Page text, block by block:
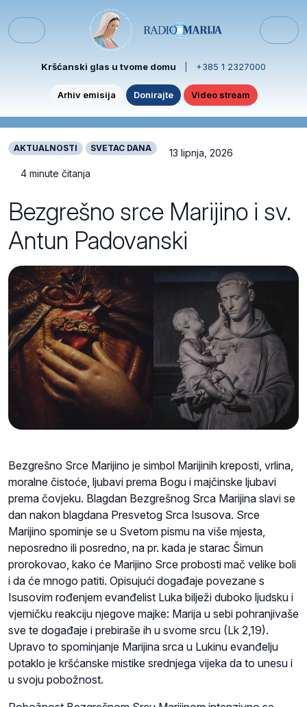
Menu
Kršćanski glas u tvome domu +385 1 2327000
Arhiv emisija Donirajte Video stream
AKTUALNOSTI SVETAC DANA
13 lipnja, 2026
4 minute čitanja
Bezgrešno srce Marijino i sv.
Antun Padovanski
Bezgrešno Srce Marijino je simbol Marijinih kreposti, vrlina,
moralne čistoće, ljubavi prema Bogu i majčinske ljubavi
prema čovjeku. Blagdan Bezgrešnog Srca Marijina slavi se
dan nakon blagdana Presvetog Srca Isusova. Srce
Marijino spominje se u Svetom pismu na više mjesta,
neposredno ili posredno, na pr. kada je starac Šimun
prorokovao, kako će Marijino Srce probosti mač velike boli
i da će mnogo patiti. Opisujući događaje povezane s
Isusovim rođenjem evanđelist Luka bilježi duboko ljudsku i
vjerničku reakciju njegove majke: Marija u sebi pohranjivaše
sve te događaje i prebiraše ih u svome srcu (Lk 2,19).
Upravo to spominjanje Marijina srca u Lukinu evanđelju
potaklo je kršćanske mistike srednjega vijeka da to unesu i
u svoju pobožnost.